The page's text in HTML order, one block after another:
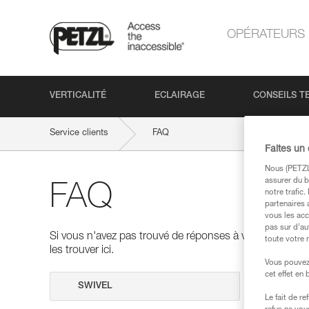
OPÉRATEURS
VERTICALITÉ ECLAIRAGE CONSEILS
Service clients FAQ
FAQ
Si vous n'avez pas trouvé de réponses à vos
les trouver ici.
Faites un
Nous
assurer du
notre trafic.
partenaires
vous les
pas sur
toute votre
Vous
cet effet en
Le fait de